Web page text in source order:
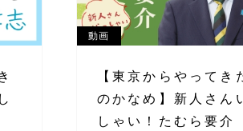
動画
【東京からやってき
のかなめ】新人さん
しゃい！たむら要介